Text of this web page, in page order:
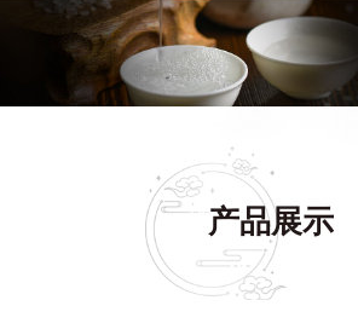
1 2
产品展示